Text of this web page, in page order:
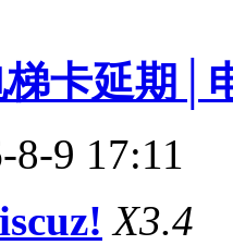
卡延期│
9 17:11
X3.4